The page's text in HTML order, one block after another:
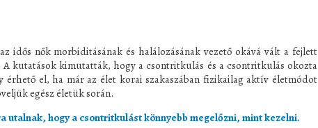
idős nők morbiditásának és halálozásának vezető okává vált a fejlett
A kutatások kimutatták, hogy a csontritkulás és a csontritkulás okozta
érhető el, ha már az élet korai szakaszában fizikailag aktív életmódot
egész életük során.
utalnak, hogy a csontritkulást könnyebb megelőzni, mint kezelni.